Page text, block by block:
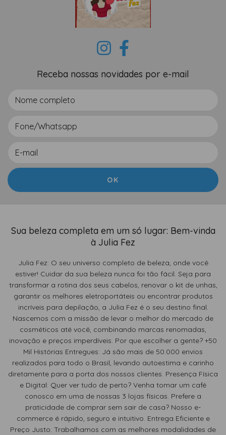
Receba nossas novidades por e-mail
Sua beleza completa em um só lugar: Bem-vinda
à Julia Fez
Julia Fez: O seu universo completo de beleza, onde você
estiver! Cuidar da sua beleza nunca foi tão fácil. Seja para
transformar a rotina dos seus cabelos, renovar o kit de unhas,
garantir os melhores eletroportáteis ou encontrar produtos
incríveis para depilação, a Julia Fez é o seu destino final.
Nascemos com a missão de levar o melhor do mercado de
cosméticos até você, combinando marcas renomadas,
inovação e preços imperdíveis. Por que escolher a gente? +50
Mil Histórias Entregues: Já são mais de 50.000 envios
realizados para todo o Brasil, levando autoestima e carinho
diretamente para a porta dos nossos clientes. Presença Física
e Digital: Quer ver tudo de perto? Venha tomar um café
conosco em uma de nossas 3 lojas físicas. Prefere a
praticidade de comprar sem sair de casa? Nosso e-
commerce é rápido, seguro e intuitivo. Entrega Eficiente e
Preço Justo: Trabalhamos com as melhores modalidades de